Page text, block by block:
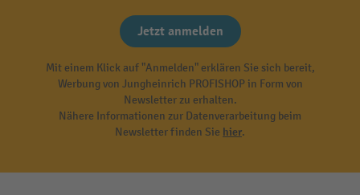
Jetzt anmelden
Mit einem Klick auf "Anmelden" erklären Sie sich bereit,
Werbung von Jungheinrich PROFISHOP in Form von
Newsletter zu erhalten.
Nähere Informationen zur Datenverarbeitung beim
Newsletter finden Sie hier.